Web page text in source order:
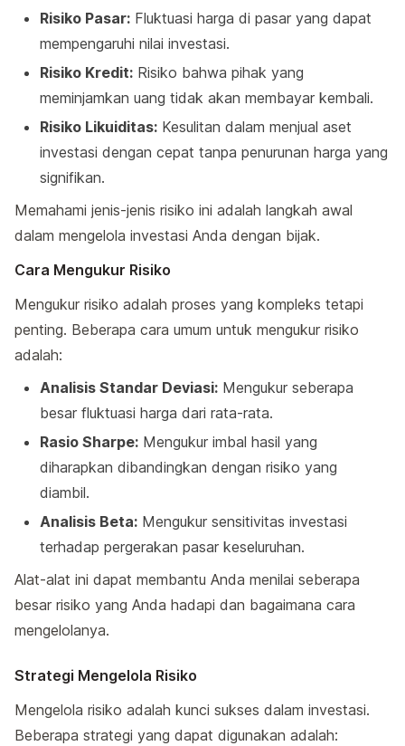
Risiko Pasar: Fluktuasi harga di pasar yang dapat
mempengaruhi nilai investasi.
Risiko Kredit: Risiko bahwa pihak yang
meminjamkan uang tidak akan membayar kembali.
Risiko Likuiditas: Kesulitan dalam menjual aset
investasi dengan cepat tanpa penurunan harga yang
signifikan.
Memahami jenis-jenis risiko ini adalah langkah awal
dalam mengelola investasi Anda dengan bijak.
Cara Mengukur Risiko
Mengukur risiko adalah proses yang kompleks tetapi
penting. Beberapa cara umum untuk mengukur risiko
adalah:
Analisis Standar Deviasi: Mengukur seberapa
besar fluktuasi harga dari rata-rata.
Rasio Sharpe: Mengukur imbal hasil yang
diharapkan dibandingkan dengan risiko yang
diambil.
Analisis Beta: Mengukur sensitivitas investasi
terhadap pergerakan pasar keseluruhan.
Alat-alat ini dapat membantu Anda menilai seberapa
besar risiko yang Anda hadapi dan bagaimana cara
mengelolanya.
Strategi Mengelola Risiko
Mengelola risiko adalah kunci sukses dalam investasi.
Beberapa strategi yang dapat digunakan adalah: